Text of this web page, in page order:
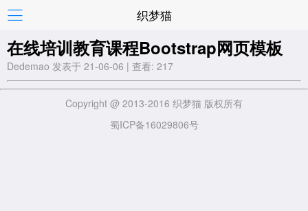
织梦猫
在线培训教育课程Bootstrap网页模板
Dedemao 发表于 21-06-06 | 查看: 217
Copyright @ 2013-2016 织梦猫 版权所有
蜀ICP备16029806号